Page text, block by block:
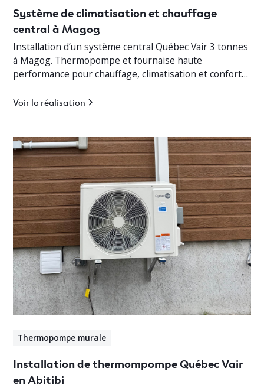
Système de climatisation et chauffage
central à Magog
Installation d’un système central Québec Vair 3 tonnes
à Magog. Thermopompe et fournaise haute
performance pour chauffage, climatisation et confort
Voir la réalisation
Thermopompe murale
Installation de thermompompe Québec Vair
en Abitibi